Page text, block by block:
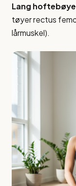
Lang
tøyer rectus
lårmuskel).